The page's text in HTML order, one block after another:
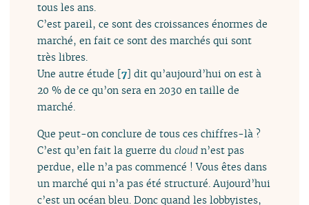
tous les ans.
C’est pareil, ce sont des croissances énormes de
marché, en fait ce sont des marchés qui sont
très libres.
Une autre étude [7] dit qu’aujourd’hui on est à
20 % de ce qu’on sera en 2030 en taille de
marché.
Que peut-on conclure de tous ces chiffres-là ?
C’est qu’en fait la guerre ducloud n’est pas
perdue, elle n’a pas commencé ! Vous êtes dans
un marché qui n’a pas été structuré. Aujourd’hui
c’est un océan bleu. Donc quand les lobbyistes,